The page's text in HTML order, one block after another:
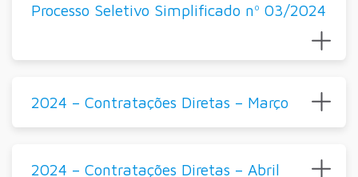
Processo Seletivo Simplificado nº 03/2024
2024 – Contratações Diretas – Março
2024 – Contratações Diretas – Abril